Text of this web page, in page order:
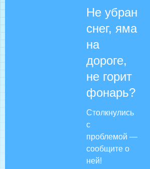
Не убран
снег, яма
на
дороге,
не горит
фонарь?
Столкнулись
с
проблемой —
сообщите о
ней!